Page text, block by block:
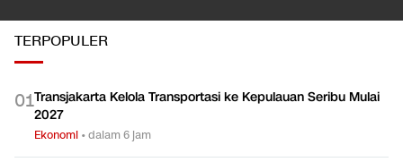
TERPOPULER
01Transjakarta Kelola Transportasi ke Kepulauan Seribu Mulai
2027
Ekonomi •dalam 6 jam